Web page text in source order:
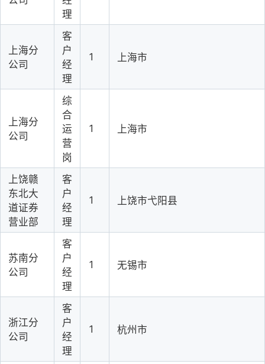
理
上海分
公司
客
户
经
理
1 上海市
上海分
公司
综
合
运
营
岗
1 上海市
上饶赣
东北大
道证券
营业部
客
户
经
理
1 上饶市弋阳县
苏南分
公司
客
户
经
理
1 无锡市
浙江分
公司
客
户
经
理
1 杭州市